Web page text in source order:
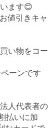
ます😊
値引きキャ
い物をコー
ーンです
人代表者の
払いに加